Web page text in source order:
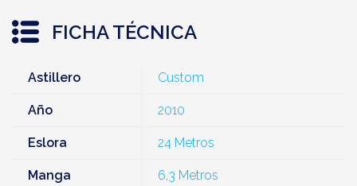
FICHA TÉCNICA
Astillero Custom
Año 2010
Eslora 24 Metros
Manga 6,3 Metros